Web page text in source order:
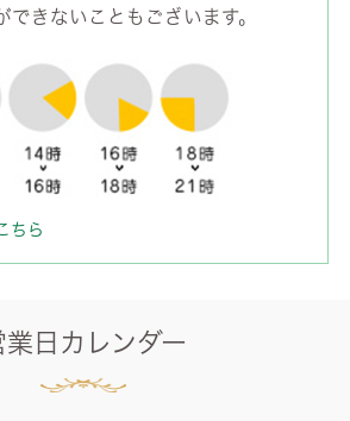
できないこともございます。
ちら
業日カレンダー